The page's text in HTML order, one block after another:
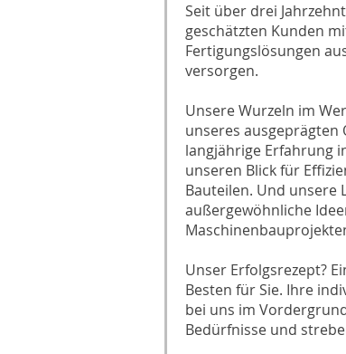
Seit über drei
geschätzten Kunden
Fertigungslösungen
versorgen.
Unsere Wurzeln im
unseres ausgeprägten
langjährige Erfahrung
unseren Blick für
Bauteilen. Und unsere
außergewöhnliche
Unser Erfolgsrezept?
Besten für Sie. Ihre
bei uns im
Bedürfnisse und